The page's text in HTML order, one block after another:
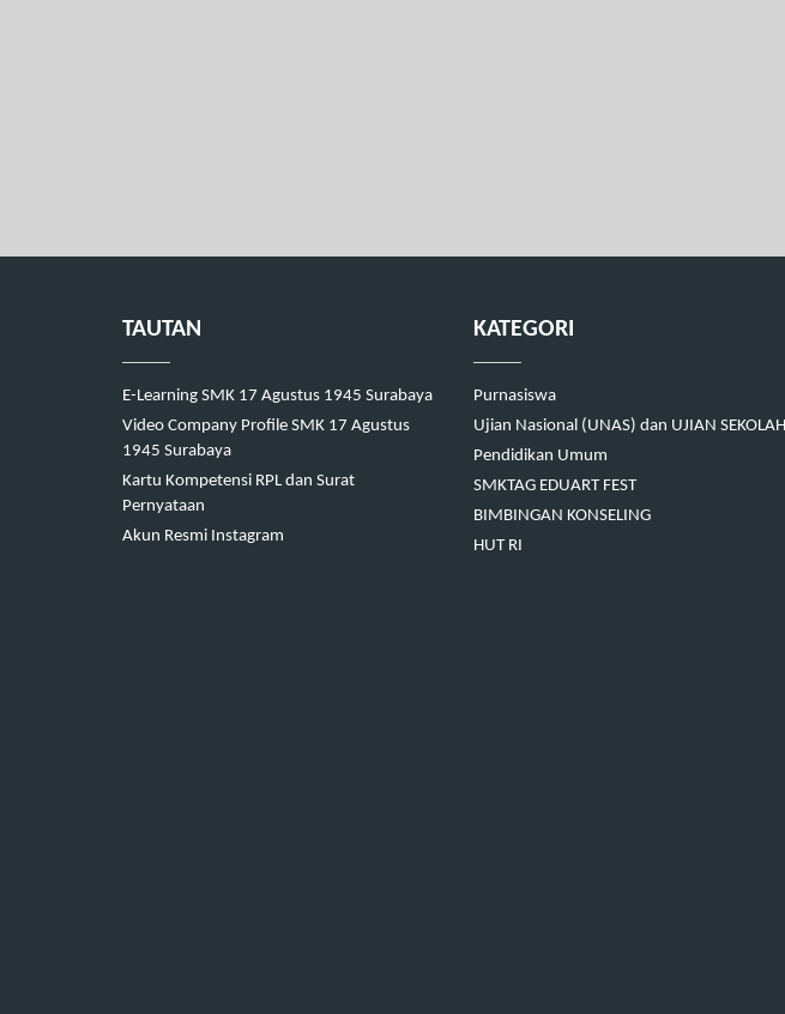
TAUTAN
E-Learning SMK 17 Agustus 1945 Surabaya
Video Company Profile SMK 17 Agustus
1945 Surabaya
Kartu Kompetensi RPL dan Surat
Pernyataan
Akun Resmi Instagram
KATEGORI
Purnasiswa
Ujian Nasional (UNAS) dan UJIAN SEKOLAH
Pendidikan Umum
SMKTAG EDUART FEST
BIMBINGAN KONSELING
HUT RI